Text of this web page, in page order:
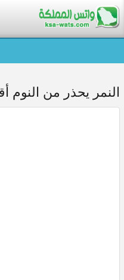
النمر يحذر من النوم أقل من 6 ساعات